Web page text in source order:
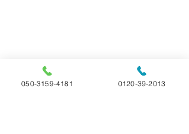
050-3159-4181 0120-39-2013